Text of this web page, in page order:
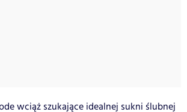
wciąż szukające idealnej sukni ślubnej